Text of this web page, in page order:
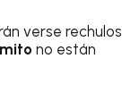
verse rechulos
no están